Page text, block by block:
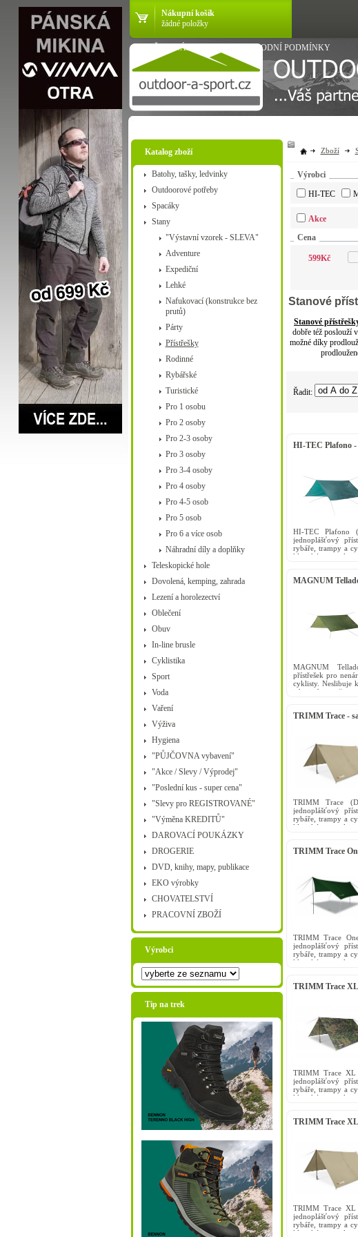
Nákupní košík
žádné položky
VŠE O NÁKUPU OBCHODNÍ PODMÍNKY
Katalog zboží
Batohy, tašky, ledvinky
Outdoorové potřeby
Spacáky
Stany
"Výstavní vzorek - SLEVA"
Adventure
Expediční
Lehké
Nafukovací (konstrukce bez
prutů)
Párty
Přístřešky
Rodinné
Rybářské
Turistické
Pro 1 osobu
Pro 2 osoby
Pro 2-3 osoby
Pro 3 osoby
Pro 3-4 osoby
Pro 4 osoby
Pro 4-5 osob
Pro 5 osob
Pro 6 a více osob
Náhradní díly a doplňky
Teleskopické hole
Dovolená, kemping, zahrada
Lezení a horolezectví
Oblečení
Obuv
In-line brusle
Cyklistika
Sport
Voda
Vaření
Výživa
Hygiena
"PŮJČOVNA vybavení"
"Akce / Slevy / Výprodej"
"Poslední kus - super cena"
"Slevy pro REGISTROVANÉ"
"Výměna KREDITŮ"
DAROVACÍ POUKÁZKY
DROGERIE
DVD, knihy, mapy, publikace
EKO výrobky
CHOVATELSTVÍ
PRACOVNÍ ZBOŽÍ
Výrobci
Tip na trek
Zboží
Výrobci
HI-TEC
Akce
Cena
599Kč
Stanové
Stanové
dobře též poslouží
možné díky
Řadit:
HI-TEC Plafono -
HI-TEC
jednoplášťový
rybáře, trampy a
klasický stan, ale
MAGNUM
MAGNUM
přístřešek pro
cyklisty. Neslibuje
jeho
TRIMM Trace -
TRIMM Trace
jednoplášťový
rybáře, trampy a
klasický stan, ale
TRIMM Trace
TRIMM Trace
jednoplášťový
rybáře, trampy a
klasický stan, ale
TRIMM Trace XL
TRIMM Trace
jednoplášťový
rybáře, trampy a
klasický stan, ale
TRIMM Trace
TRIMM Trace
jednoplášťový
rybáře, trampy a
klasický stan, ale